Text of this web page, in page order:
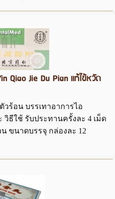
Qiao Jie Du Pian แก้ไข้หวัด
ร้อน บรรเทาอาการไอ
วิธีใช้ รับประทานครั้งละ 4 เม็ด
ขนาดบรรจุ กล่องละ 12